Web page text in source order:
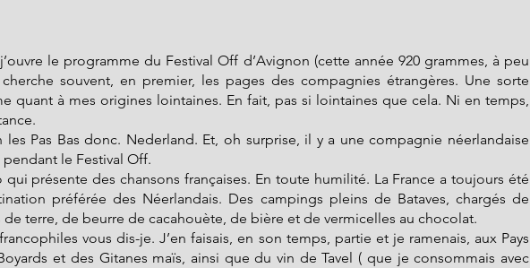
le programme du Festival Off d’Avignon (cette année 920 grammes, à peu
souvent, en premier, les pages des compagnies étrangères. Une sorte
quant à mes origines lointaines. En fait, pas si lointaines que cela. Ni en temps,
les Pas Bas donc. Nederland. Et, oh surprise, il y a une compagnie néerlandaise
le Festival Off.
qui présente des chansons françaises. En toute humilité. La France a toujours été
préférée des Néerlandais. Des campings pleins de Bataves, chargés de
terre, de beurre de cacahouète, de bière et de vermicelles au chocolat.
vous dis-je. J’en faisais, en son temps, partie et je ramenais, aux Pays
et des Gitanes maïs, ainsi que du vin de Tavel ( que je consommais avec